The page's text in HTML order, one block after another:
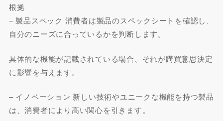
根拠
– 製品スペック 消費者は製品のスペックシートを確認し、
自分のニーズに合っているかを判断します。
具体的な機能が記載されている場合、それが購買意思決定
に影響を与えます。
– イノベーション 新しい技術やユニークな機能を持つ製品
は、消費者により高い関心を引きます。